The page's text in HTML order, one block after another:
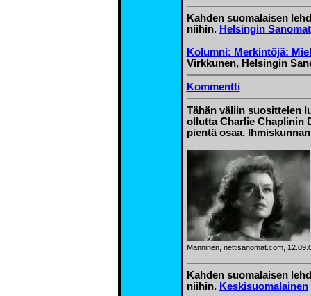
Kahden suomalaisen
niihin. Helsingin Sanomat
Kolumni: Merkintöjä:
Virkkunen, Helsingin
Kommentti
Tähän väliin suosittelen
ollutta Charlie Chaplinin
pientä osaa.
Manninen, nettisanomat.com,
Kahden suomalaisen
niihin. Keskisuomalainen